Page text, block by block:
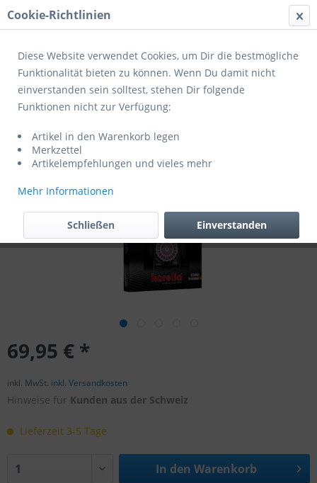
Menü
Übersicht Dartsport
69,95 € *
inkl. MwSt. inkl. Versandkosten
Hinweise für Kunden aus der Schweiz
Lieferzeit 3-5 Tage
In den Warenkorb
Cookie-Richtlinien
Diese Website verwendet Cookies, um Dir die bestmögliche
Funktionalität bieten zu können. Wenn Du damit nicht
einverstanden sein solltest, stehen Dir folgende
Funktionen nicht zur Verfügung:
Artikel in den Warenkorb legen
Merkzettel
Artikelempfehlungen und vieles mehr
Mehr Informationen
Einverstanden
Schließen